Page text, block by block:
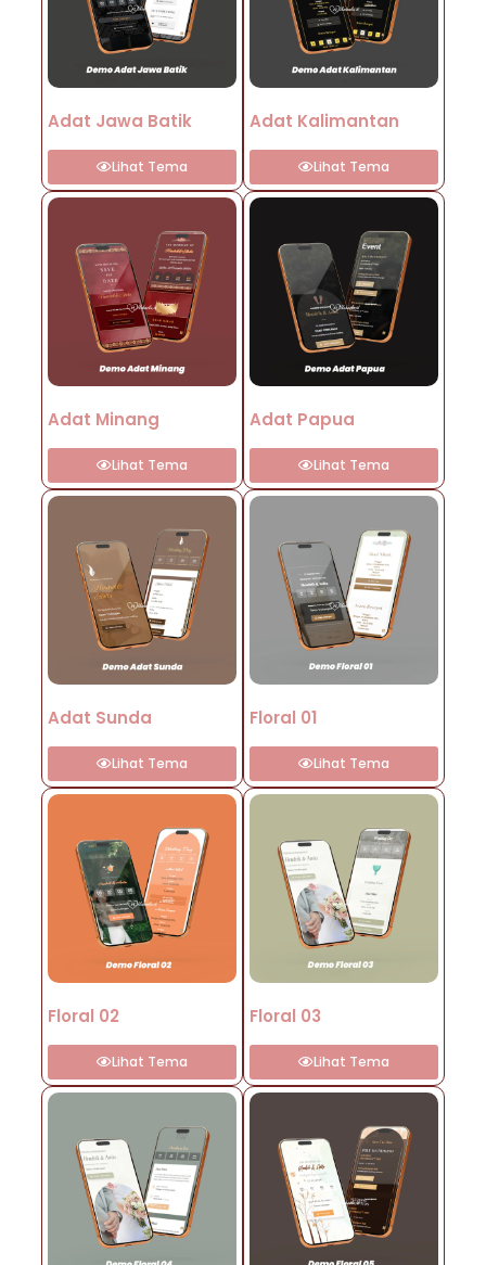
Adat Jawa Batik
Lihat Tema
Adat Kalimantan
Lihat Tema
Adat Minang
Lihat Tema
Adat Papua
Lihat Tema
Adat Sunda
Lihat Tema
Floral 01
Lihat Tema
Floral 02
Lihat Tema
Floral 03
Lihat Tema